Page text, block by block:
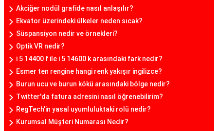
Akciğer nodül grafide nasıl anlaşılır?
Ekvator üzerindeki ülkeler neden sıcak?
Süspansiyon nedir ve örnekleri?
Optik VR nedir?
i 5 14400 f ile i 5 14600 k arasındaki fark nedir?
Esmer ten rengine hangi renk yakışır ingilizce?
Burun ucu ve burun kökü arasındaki bölge nedir?
Twitter'da fatura adresini nasıl öğrenebilirim?
RegTech'in yasal uyumluluktaki rolü nedir?
Kurumsal Müşteri Numarası Nedir?